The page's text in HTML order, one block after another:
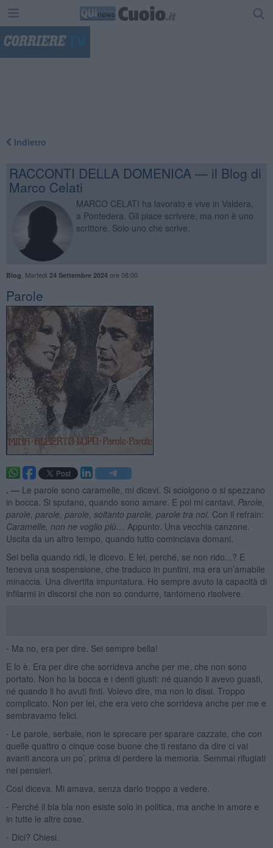
Indietro
RACCONTI DELLA DOMENICA — il Blog di
Marco Celati
MARCO CELATI ha lavorato e vive in Valdera,
a Pontedera. Gli piace scrivere, ma non è uno
scrittore. Solo uno che scrive.
Blog Martedì 24 Settembre 2024ore 08:00
Parole
. — Le parole sono caramelle, mi dicevi. Si sciolgono o si spezzano
in bocca. Si sputano, quando sono amare. E poi mi cantavi, Parole,
parole, parole, parole, soltanto parole, parole tra noi. Con il refrain:
Caramelle, non ne voglio più… Appunto. Una vecchia canzone.
Uscita da un altro tempo, quando tutto cominciava domani.
Sei bella quando ridi, le dicevo. E lei, perché, se non rido...? E
teneva una sospensione, che traduco in puntini, ma era un’amabile
minaccia. Una divertita impuntatura. Ho sempre avuto la capacità di
infilarmi in discorsi che non so condurre, tantomeno risolvere.
⁃ Ma no, era per dire. Sei sempre bella!
E lo è. Era per dire che sorrideva anche per me, che non sono
portato. Non ho la bocca e i denti giusti: né quando li avevo guasti,
né quando li ho avuti finti. Volevo dire, ma non lo dissi. Troppo
complicato. Non per lei, che era vero che sorrideva anche per me e
sembravamo felici.
⁃ Le parole, serbale, non le sprecare per sparare cazzate, che con
quelle quattro o cinque cose buone che ti restano da dire ci vai
avanti ancora un po’, prima di perdere la memoria. Semmai rifugiati
nei pensieri.
Cosi diceva. Mi amava, senza darlo troppo a vedere.
⁃ Perché il bla bla non esiste solo in politica, ma anche in amore e
in tutte le altre cose.
⁃ Dici? Chiesi.